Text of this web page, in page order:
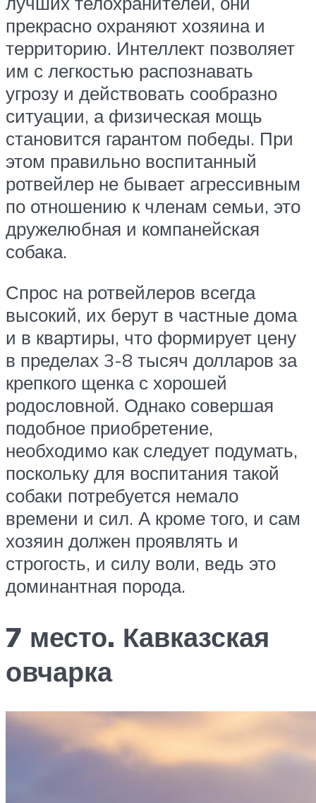
прекрасно охраняют хозяина и
территорию. Интеллект позволяет
им с легкостью распознавать
угрозу и действовать сообразно
ситуации, а физическая мощь
становится гарантом победы. При
этом правильно воспитанный
ротвейлер не бывает агрессивным
по отношению к членам семьи, это
дружелюбная и компанейская
собака.
Спрос на ротвейлеров всегда
высокий, их берут в частные дома
и в квартиры, что формирует цену
в пределах 3-8 тысяч долларов за
крепкого щенка с хорошей
родословной. Однако совершая
подобное приобретение,
необходимо как следует подумать,
поскольку для воспитания такой
собаки потребуется немало
времени и сил. А кроме того, и сам
хозяин должен проявлять и
строгость, и силу воли, ведь это
доминантная порода.
7 место. Кавказская
овчарка